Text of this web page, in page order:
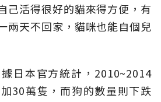
己活得很好的貓來得方便，有
兩天不回家，貓咪也能自個兒
日本官方統計，2010~2014
30萬隻，而狗的數量則下跌